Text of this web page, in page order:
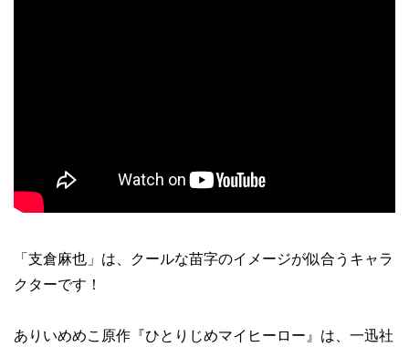
「支倉麻也」は、クールな苗字のイメージが似合うキャラ
クターです！
ありいめめこ原作『ひとりじめマイヒーロー』は、一迅社